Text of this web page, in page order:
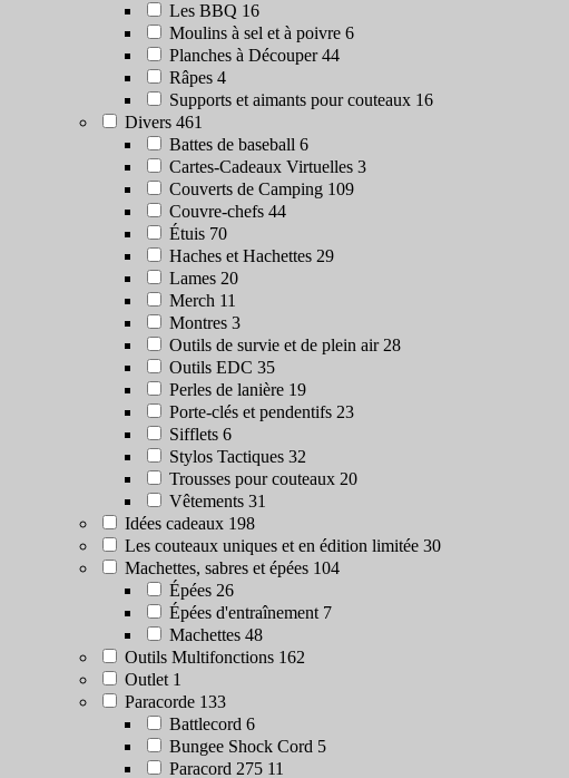
Les BBQ 16
Moulins à sel et à poivre 6
Planches à Découper 44
Râpes 4
Supports et aimants pour couteaux 16
Divers 461
Battes de baseball 6
Cartes-Cadeaux Virtuelles 3
Couverts de Camping 109
Couvre-chefs 44
Étuis 70
Haches et Hachettes 29
Lames 20
Merch 11
Montres 3
Outils de survie et de plein air 28
Outils EDC 35
Perles de lanière 19
Porte-clés et pendentifs 23
Sifflets 6
Stylos Tactiques 32
Trousses pour couteaux 20
Vêtements 31
Idées cadeaux 198
Les couteaux uniques et en édition limitée 30
Machettes, sabres et épées 104
Épées 26
Épées d'entraînement 7
Machettes 48
Outils Multifonctions 162
Outlet 1
Paracorde 133
Battlecord 6
Bungee Shock Cord 5
Paracord 275 11